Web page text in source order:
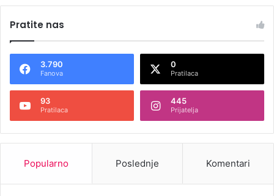
Pratite nas
3.790
Fanova
0
Pratilaca
93
Pratilaca
445
Prijatelja
Popularno Poslednje Komentari